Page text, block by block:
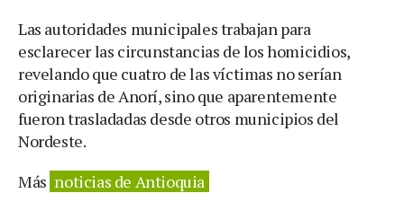
Las autoridades municipales trabajan para
esclarecer las circunstancias de los homicidios,
revelando que cuatro de las víctimas no serían
originarias de Anorí, sino que aparentemente
fueron trasladadas desde otros municipios del
Nordeste.
Más noticias de Antioquia